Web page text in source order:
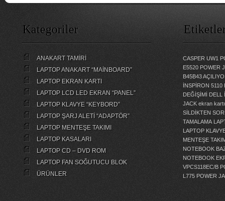
Kategoriler
ANAKART TAMİRİ
LAPTOP ANAKART “MAİNBOARD”
LAPTOP EKRAN KARTI
LAPTOP LCD LED EKRAN “PANEL”
LAPTOP KLAVYE “KEYBORD”
LAPTOP ŞARJ ALETİ “ADAPTÖR”
LAPTOP MENTEŞE TAKIMI
LAPTOP KASALARI
LAPTOP CD – DVD ROM
LAPTOP FAN SOĞUTUCU BLOK
ÜRÜNLER
CASPER UW1
E5520 POWER
B45B43
İNSPİRON
DEĞİŞİMİ
DELL
JACK ekran
SİLDİKTEN
TAMALAMA
LAPTOP
MENTEŞE
NOTEBOOK
NOTEBOOK
VPCS118EC/B
L775 POWER